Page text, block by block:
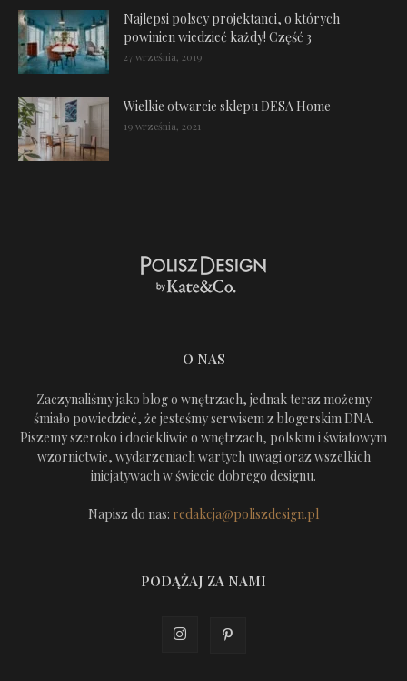
Najlepsi polscy projektanci, o których
powinien wiedzieć każdy! Część 3
27 września, 2019
Wielkie otwarcie sklepu DESA Home
19 września, 2021
O NAS
Zaczynaliśmy jako blog o wnętrzach, jednak teraz możemy
śmiało powiedzieć, że jesteśmy serwisem z blogerskim DNA.
Piszemy szeroko i dociekliwie o wnętrzach, polskim i światowym
wzornictwie, wydarzeniach wartych uwagi oraz wszelkich
inicjatywach w świecie dobrego designu.
Napisz do nas: redakcja@poliszdesign.pl
PODĄŻAJ ZA NAMI